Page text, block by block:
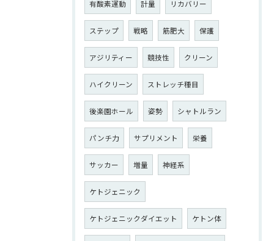
有酸素運動 計量 リカバリー
ステップ 戦略 筋肥大 保護
アジリティー 競技性 クリーン
ハイクリーン ストレッチ種目
後楽園ホール 姿勢 シャトルラン
パンチ力 サプリメント 栄養
サッカー 増量 神経系
ケトジェニック
ケトジェニックダイエット ケトン体